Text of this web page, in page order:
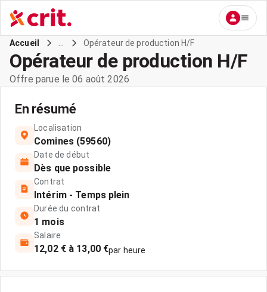
Accueil Opérateur de production H/F
Opérateur de production H/F
Offre parue le 06 août 2026
En résumé
Localisation
Comines (59560)
Date de début
Dès que possible
Contrat
Intérim - Temps plein
Durée du contrat
1 mois
Salaire
12,02 € à 13,00 €par heure